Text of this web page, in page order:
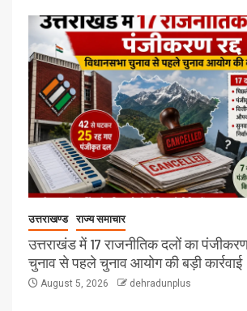
उत्तराखण्ड राज्य समाचार
उत्तराखंड में 17 राजनीतिक दलों का पंजीकरण
चुनाव से पहले चुनाव आयोग की बड़ी कार्रवाई
August 5, 2026 dehradunplus